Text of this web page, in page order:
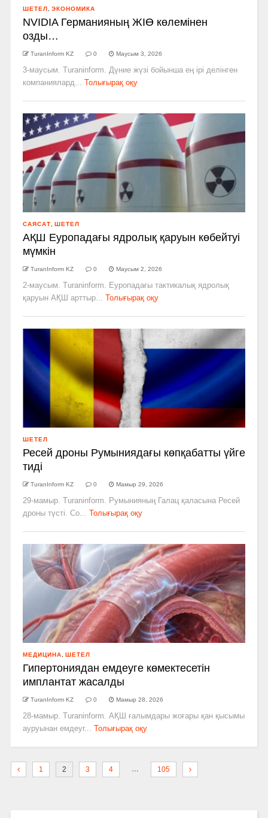
ШЕТЕЛ ЭКОНОМИКА
NVIDIA Германияның ЖІӨ көлемінен
озды…
TuranInform KZ 0 Маусым 3, 2026
3-маусым. Turaninform. Дүние жүзі бойынша ең ірі делінген
компаниялард...
Толығырақ оқу
САЯСАТ ШЕТЕЛ
АҚШ Еуропадағы ядролық қаруын көбейтуі
мүмкін
TuranInform KZ 0 Маусым 2, 2026
2-маусым. Turaninform. Еуропадағы тактикалық ядролық
қаруын АҚШ арттыр...
Толығырақ оқу
ШЕТЕЛ
Ресей дроны Румыниядағы көпқабатты үйге
тиді
TuranInform KZ 0 Мамыр 29, 2026
29-мамыр. Turaninform. Румынияның Галац қаласына Ресей
дроны түсті. Со...
Толығырақ оқу
МЕДИЦИНА ШЕТЕЛ
Гипертониядан емдеуге көмектесетін
имплантат жасалды
TuranInform KZ 0 Мамыр 28, 2026
28-мамыр. Turaninform. АҚШ ғалымдары жоғары қан қысымы
ауруынан емдеуг...
Толығырақ оқу
1 2 3 4 105